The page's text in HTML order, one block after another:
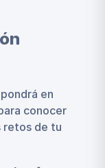
en
conocer
retos de tu